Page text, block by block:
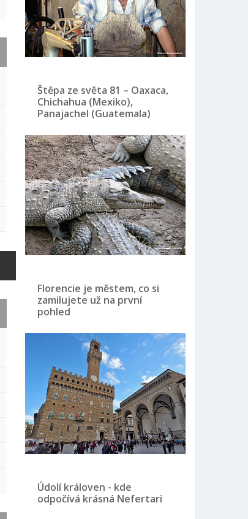
Štěpa ze světa 81 – Oaxaca,
Chichahua (Mexiko),
Panajachel (Guatemala)
Florencie je městem, co si
zamilujete už na první
pohled
Údolí královen - kde
odpočívá krásná Nefertari